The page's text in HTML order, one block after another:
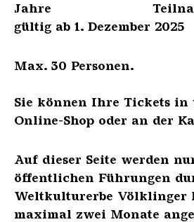
Jahre
gültig ab 1. Dezember 2025
Max. 30 Personen.
Sie können Ihre Tickets in
Online-Shop oder an der
Auf dieser Seite werden
öffentlichen Führungen
Weltkulturerbe Völklinger
maximal zwei Monate